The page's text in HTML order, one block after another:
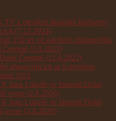
TV z otevření skautské klubovny
(7.12.2024)
150 let od založení chrámového
(2.9.2023)
Čermné (12.6.2022)
připravujících se k prvnímu
2021
Jana Lukeše ve farnosti Dolní
verze (2.8.2020)
Jana Lukeše ve farnosti Dolní
verze (2.8.2020)